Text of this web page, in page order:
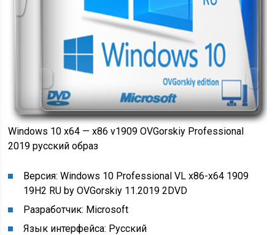
Windows 10 x64 — x86 v1909 OVGorskiy Professional
2019 русский образ
Версия: Windows 10 Professional VL x86-x64 1909
19H2 RU by OVGorskiy 11.2019 2DVD
Разработчик: Microsoft
Язык интерфейса: Русский